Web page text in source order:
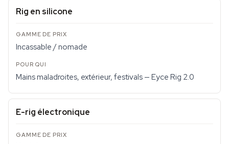
Rig en silicone
Incassable / nomade
Mains maladroites, extérieur, festivals — Eyce Rig 2.0
E-rig électronique